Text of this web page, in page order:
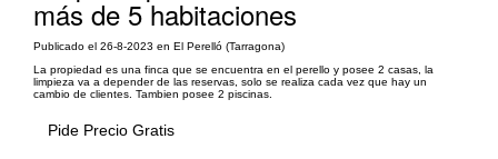
más de 5 habitaciones
Publicado el 26-8-2023 en El Perelló (Tarragona)
La propiedad es una finca que se encuentra en el perello y posee 2 casas, la
limpieza va a depender de las reservas, solo se realiza cada vez que hay un
cambio de clientes. Tambien posee 2 piscinas.
Pide Precio Gratis